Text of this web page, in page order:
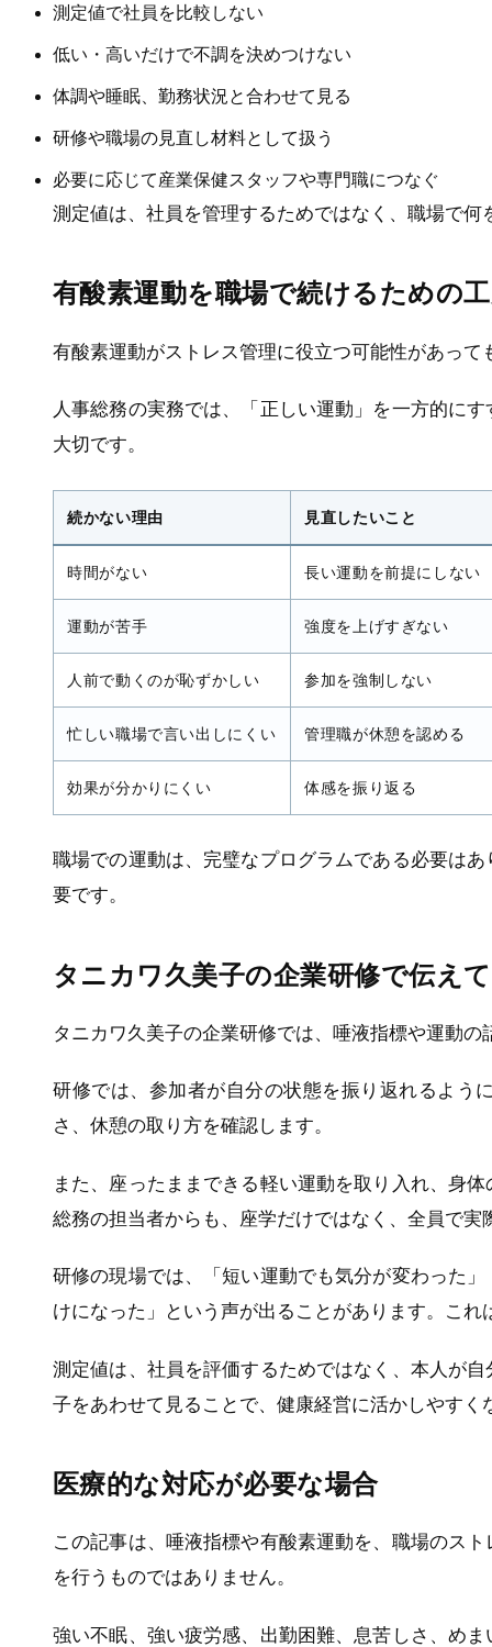
測定値で社員を比較しない
低い・高いだけで不調を決めつけない
体調や睡眠、勤務状況と合わせて見る
研修や職場の見直し材料として扱う
必要に応じて産業保健スタッフや専門職につなぐ
測定値は、社員を管理するためではなく、職場で
有酸素運動を職場で続けるための
有酸素運動がストレス管理に役立つ可能性があっ
人事総務の実務では、「正しい運動」を一方的に
大切です。
続かない理由 見直したいこと
時間がない 長い運動を前提にしない
運動が苦手 強度を上げすぎない
人前で動くのが恥ずかしい 参加を強制しない
忙しい職場で言い出しにくい 管理職が休憩を認める
効果が分かりにくい 体感を振り返る
職場での運動は、完璧なプログラムである必要は
要です。
タニカワ久美子の企業研修で伝え
タニカワ久美子の企業研修では、唾液指標や運動
研修では、参加者が自分の状態を振り返れるよう
さ、休憩の取り方を確認します。
また、座ったままできる軽い運動を取り入れ、身
総務の担当者からも、座学だけではなく、全員で
研修の現場では、「短い運動でも気分が変わった
けになった」という声が出ることがあります。こ
測定値は、社員を評価するためではなく、本人が
子をあわせて見ることで、健康経営に活かしやすく
医療的な対応が必要な場合
この記事は、唾液指標や有酸素運動を、職場のス
を行うものではありません。
強い不眠、強い疲労感、出勤困難、息苦しさ、め